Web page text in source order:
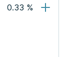
0.33 %